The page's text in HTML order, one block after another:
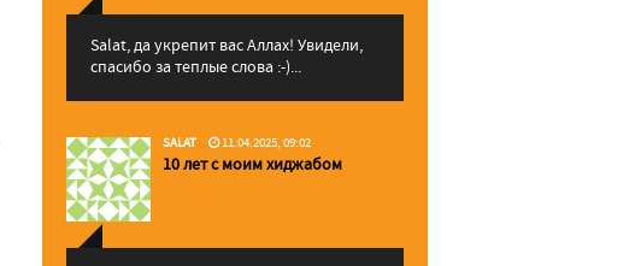
Salat, да укрепит вас Аллаx! Увидели,
спасибо за теплые слова :-)...
SALAT 11.04.2025, 09:02
10 лет с моим хиджабом